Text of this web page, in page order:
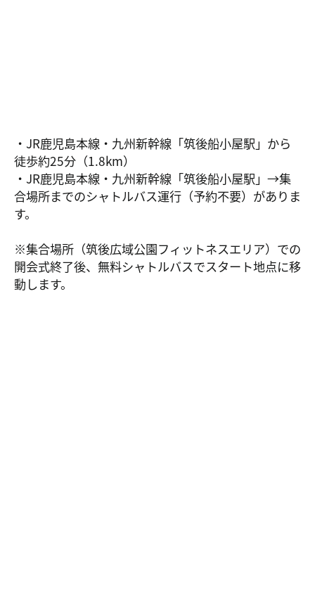
・JR鹿児島本線・九州新幹線「筑後船小屋駅」から
徒歩約25分（1.8km）
・JR鹿児島本線・九州新幹線「筑後船小屋駅」→集
合場所までのシャトルバス運行（予約不要）がありま
す。
※集合場所（筑後広域公園フィットネスエリア）での
開会式終了後、無料シャトルバスでスタート地点に移
動します。